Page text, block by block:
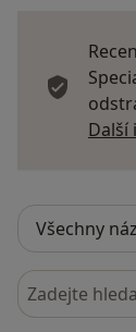
Další
Hledejte v